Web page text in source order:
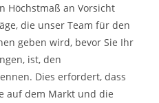
Höchstmaß an Vorsicht
die unser Team für den
geben wird, bevor Sie Ihr
ist, den
Dies erfordert, dass
auf dem Markt und die